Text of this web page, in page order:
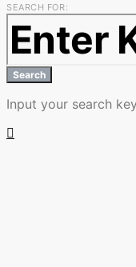
SEARCH FOR:
Search
Input your search